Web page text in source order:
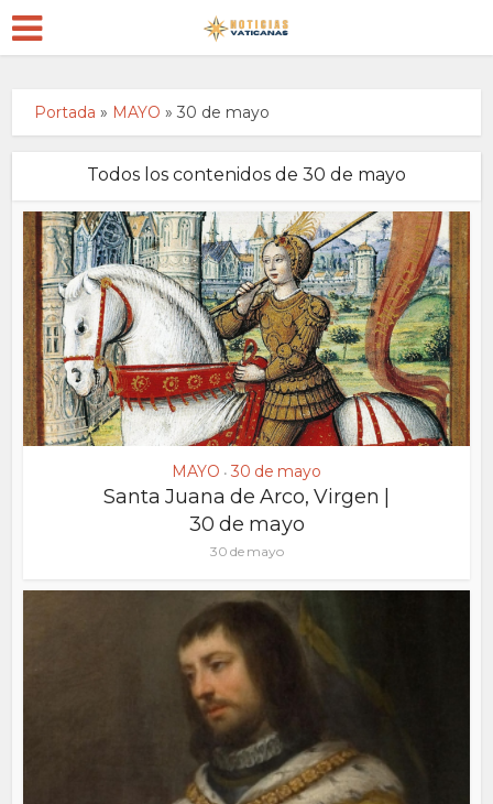
Portada » MAYO »30 de mayo
Todos los contenidos de 30 de mayo
MAYO • 30 de mayo
Santa Juana de Arco, Virgen |
30 de mayo
30 de mayo